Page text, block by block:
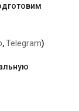
,Telegram)